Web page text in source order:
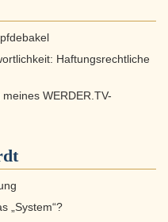
Haftungsrechtliche
WERDER.TV-
„System“?